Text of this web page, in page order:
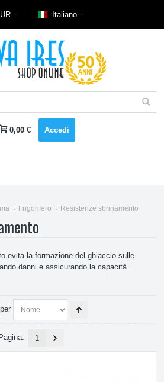
Italiano
0,00 € Accedi
Frigorifero Resistenze sbrinamento
evita la formazione del ghiaccio sulle
danni e assicurando la capacità
Pagina: 1